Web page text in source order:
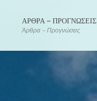
ΑΡΘΡΑ – ΠΡΟΓΝΩΣΕΙΣ
Άρθρα – Προγνώσεις